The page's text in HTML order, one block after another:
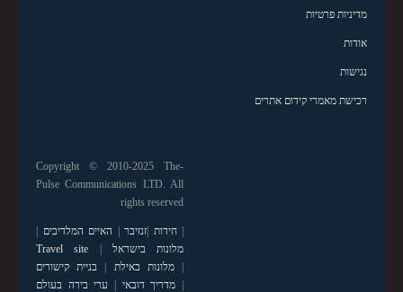
מדיניות פרטיות
אודות
נגישות
רכישת מאמרי קידום אתרים
Copyright © 2010-2025 The-
Pulse Communications LTD. All
rights reserved
|חידות זנזיבר האיים המלדיבים
מלונות בישראל
Travel site
|מלונות באילת
בניית קישורים
מדריך דובאי
ערי בירה בעולם